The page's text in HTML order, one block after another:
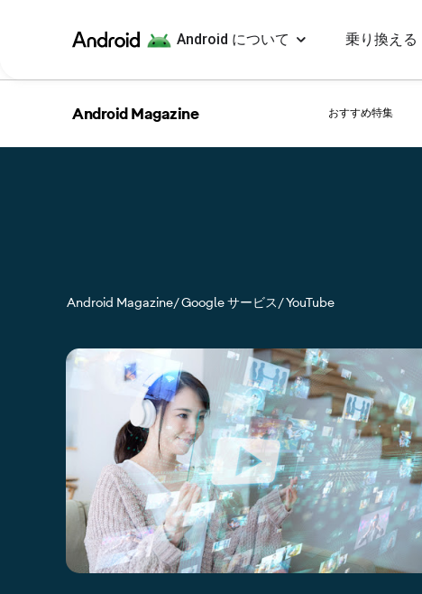
Android Android について 乗り換える
Android Magazine おすすめ特集
Android Magazine/ Google サービス/ YouTube